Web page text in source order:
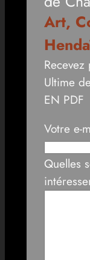
Art,
Ultime
EN PDF
Votre e-
Quelles